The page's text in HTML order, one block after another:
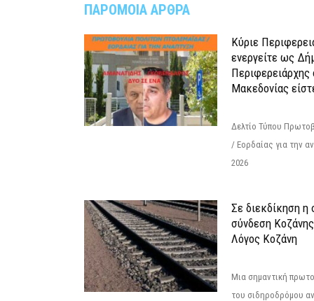
ΠΑΡΟΜΟΙΑ ΑΡΘΡΑ
Κύριε
ενεργείτε ως
Περιφερειάρχης
Μακεδονίας
Δελτίο Τύπου
/ Εορδαίας για την
2026
Σε διεκδίκηση η
σύνδεση
Λόγος Κοζάνη
Μια σημαντική
του σιδηροδρόμου